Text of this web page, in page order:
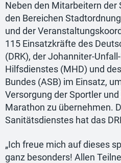
Neben den Mitarbeitern
den Bereichen
und der
115 Einsatzkräfte des
(DRK), der Johanniter-
Hilfsdienstes (MHD) und
Bundes (ASB) im Einsatz,
Versorgung der Sportler
Marathon zu übernehmen.
Sanitätsdienstes hat das
„Ich freue mich auf dieses
ganz besonders! Allen